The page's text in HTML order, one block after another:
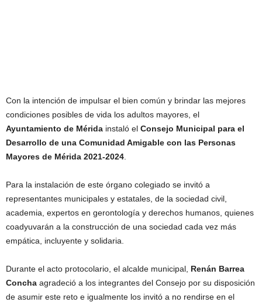
Con la intención de impulsar el bien común y brindar las mejores
condiciones posibles de vida los adultos mayores, el
Ayuntamiento de Mérida instaló el Consejo Municipal para el
Desarrollo de una Comunidad Amigable con las Personas
Mayores de Mérida 2021-2024
Para la instalación de este órgano colegiado se invitó a
representantes municipales y estatales, de la sociedad civil,
academia, expertos en gerontología y derechos humanos, quienes
coadyuvarán a la construcción de una sociedad cada vez más
empática, incluyente y solidaria.
Durante el acto protocolario, el alcalde municipal, Renán Barrea
Concha agradeció a los integrantes del Consejo por su disposición
de asumir este reto e igualmente los invitó a no rendirse en el